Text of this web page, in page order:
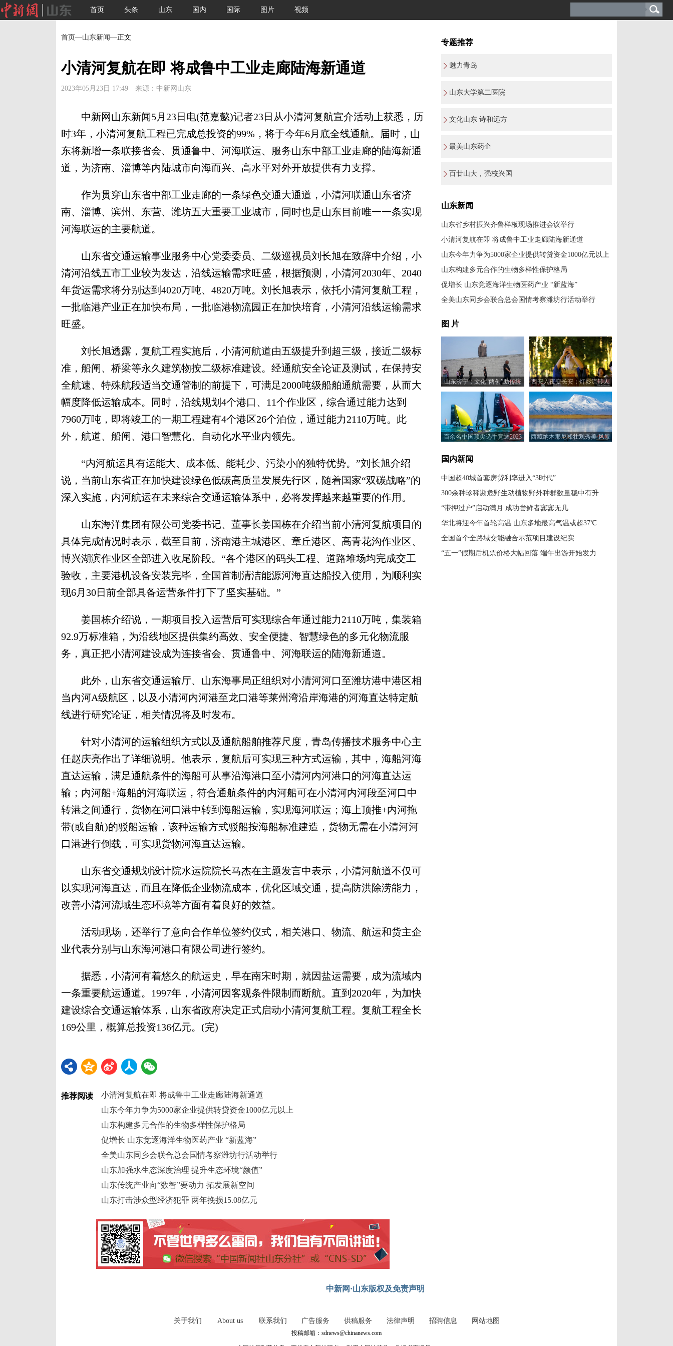
首页 头条 山东 国内 国际 图片 视频
首页—山东新闻—正文
小清河复航在即 将成鲁中工业走廊陆海新通道
2023年05月23日 17:49 来源：中新网山东
中新网山东新闻5月23日电(范嘉懿)记者23日从小清河复航宣介活动上获悉，历
时3年，小清河复航工程已完成总投资的99%，将于今年6月底全线通航。届时，山
东将新增一条联接省会、贯通鲁中、河海联运、服务山东中部工业走廊的陆海新通
道，为济南、淄博等内陆城市向海而兴、高水平对外开放提供有力支撑。
作为贯穿山东省中部工业走廊的一条绿色交通大通道，小清河联通山东省济
南、淄博、滨州、东营、潍坊五大重要工业城市，同时也是山东目前唯一一条实现
河海联运的主要航道。
山东省交通运输事业服务中心党委委员、二级巡视员刘长旭在致辞中介绍，小
清河沿线五市工业较为发达，沿线运输需求旺盛，根据预测，小清河2030年、2040
年货运需求将分别达到4020万吨、4820万吨。刘长旭表示，依托小清河复航工程，
一批临港产业正在加快布局，一批临港物流园正在加快培育，小清河沿线运输需求
旺盛。
刘长旭透露，复航工程实施后，小清河航道由五级提升到超三级，接近二级标
准，船闸、桥梁等永久建筑物按二级标准建设。经通航安全论证及测试，在保持安
全航速、特殊航段适当交通管制的前提下，可满足2000吨级船舶通航需要，从而大
幅度降低运输成本。同时，沿线规划4个港口、11个作业区，综合通过能力达到
7960万吨，即将竣工的一期工程建有4个港区26个泊位，通过能力2110万吨。此
外，航道、船闸、港口智慧化、自动化水平业内领先。
“内河航运具有运能大、成本低、能耗少、污染小的独特优势。”刘长旭介绍
说，当前山东省正在加快建设绿色低碳高质量发展先行区，随着国家“双碳战略”的
深入实施，内河航运在未来综合交通运输体系中，必将发挥越来越重要的作用。
山东海洋集团有限公司党委书记、董事长姜国栋在介绍当前小清河复航项目的
具体完成情况时表示，截至目前，济南港主城港区、章丘港区、高青花沟作业区、
博兴湖滨作业区全部进入收尾阶段。“各个港区的码头工程、道路堆场均完成交工
验收，主要港机设备安装完毕，全国首制清洁能源河海直达船投入使用，为顺利实
现6月30日前全部具备运营条件打下了坚实基础。”
姜国栋介绍说，一期项目投入运营后可实现综合年通过能力2110万吨，集装箱
92.9万标准箱，为沿线地区提供集约高效、安全便捷、智慧绿色的多元化物流服
务，真正把小清河建设成为连接省会、贯通鲁中、河海联运的陆海新通道。
此外，山东省交通运输厅、山东海事局正组织对小清河河口至潍坊港中港区相
当内河A级航区，以及小清河内河港至龙口港等莱州湾沿岸海港的河海直达特定航
线进行研究论证，相关情况将及时发布。
针对小清河的运输组织方式以及通航船舶推荐尺度，青岛传播技术服务中心主
任赵庆亮作出了详细说明。他表示，复航后可实现三种方式运输，其中，海船河海
直达运输，满足通航条件的海船可从事沿海港口至小清河内河港口的河海直达运
输；内河船+海船的河海联运，符合通航条件的内河船可在小清河内河段至河口中
转港之间通行，货物在河口港中转到海船运输，实现海河联运；海上顶推+内河拖
带(或自航)的驳船运输，该种运输方式驳船按海船标准建造，货物无需在小清河河
口港进行倒载，可实现货物河海直达运输。
山东省交通规划设计院水运院院长马杰在主题发言中表示，小清河航道不仅可
以实现河海直达，而且在降低企业物流成本，优化区域交通，提高防洪除涝能力，
改善小清河流域生态环境等方面有着良好的效益。
活动现场，还举行了意向合作单位签约仪式，相关港口、物流、航运和货主企
业代表分别与山东海河港口有限公司进行签约。
据悉，小清河有着悠久的航运史，早在南宋时期，就因盐运需要，成为流域内
一条重要航运通道。1997年，小清河因客观条件限制而断航。直到2020年，为加快
建设综合交通运输体系，山东省政府决定正式启动小清河复航工程。复航工程全长
169公里，概算总投资136亿元。(完)
推荐阅读
小清河复航在即 将成鲁中工业走廊陆海新通道
山东今年力争为5000家企业提供转贷资金1000亿元以上
山东构建多元合作的生物多样性保护格局
促增长 山东竞逐海洋生物医药产业 “新蓝海”
全美山东同乡会联合总会国情考察潍坊行活动举行
山东加强水生态深度治理 提升生态环境“颜值”
山东传统产业向“数智”要动力 拓发展新空间
山东打击涉众型经济犯罪 两年挽损15.08亿元
中新网·山东版权及免责声明
专题推荐
魅力青岛
山东大学第二医院
文化山东 诗和远方
最美山东药企
百廿山大，强校兴国
山东新闻
山东省乡村振兴齐鲁样板现场推进会议举行
小清河复航在即 将成鲁中工业走廊陆海新通道
山东今年力争为5000家企业提供转贷资金1000亿元以上
山东构建多元合作的生物多样性保护格局
促增长 山东竞逐海洋生物医药产业 “新蓝海”
全美山东同乡会联合总会国情考察潍坊行活动举行
图 片
山东济宁：文化“两创”助传统
文化展新颜
西安入夜变长安：灯影流转人
如织
百余名中国顶尖选手竞逐2023
西藏纳木那尼峰壮观秀美 风景
国内新闻
中国超40城首套房贷利率进入“3时代”
300余种珍稀濒危野生动植物野外种群数量稳中有升
“带押过户”启动满月 成功尝鲜者寥寥无几
华北将迎今年首轮高温 山东多地最高气温或超37℃
全国首个全路域交能融合示范项目建设纪实
“五一”假期后机票价格大幅回落 端午出游开始发力
关于我们 About us 联系我们 广告服务 供稿服务 法律声明 招聘信息 网站地图
投稿邮箱：sdnews@chinanews.com